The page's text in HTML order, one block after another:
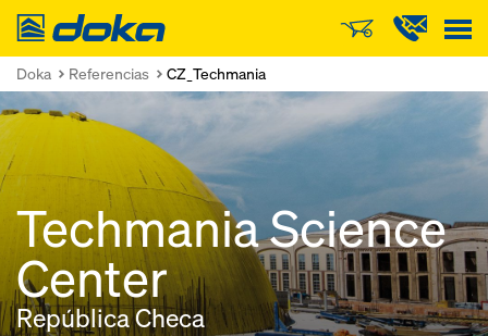
Doka
Doka Referencias CZ_Techmania
Techmania Science
Center
República Checa